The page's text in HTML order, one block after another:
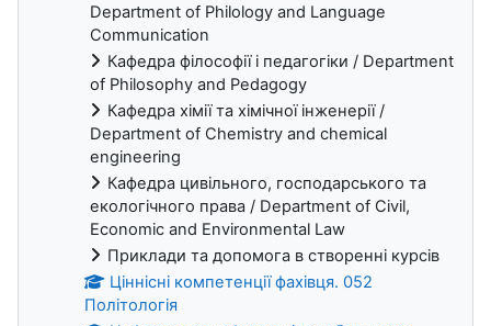
Department of Philology and Language
Communication
Кафедра філософії і педагогіки / Department
of Philosophy and Pedagogy
Кафедра хімії та хімічної інженерії /
Department of Chemistry and chemical
engineering
Кафедра цивільного, господарського та
екологічного права / Department of Civil,
Economic and Environmental Law
Приклади та допомога в створенні курсів
Ціннісні компетенції фахівця. 052
Політологія